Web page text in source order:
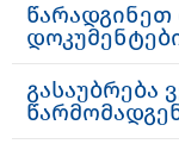
წარადგინეთ
გასაუბრება